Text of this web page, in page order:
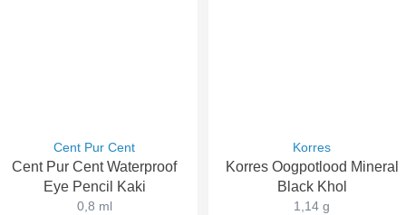
Cent Pur Cent
Cent Pur Cent Waterproof
Eye Pencil Kaki
0,8 ml
Korres
Korres Oogpotlood Mineral
Black Khol
1,14 g